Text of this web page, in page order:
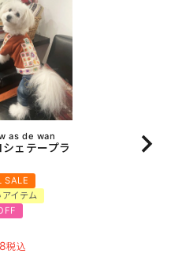
as de wan
シェテープラ
SALE
イテム
税込